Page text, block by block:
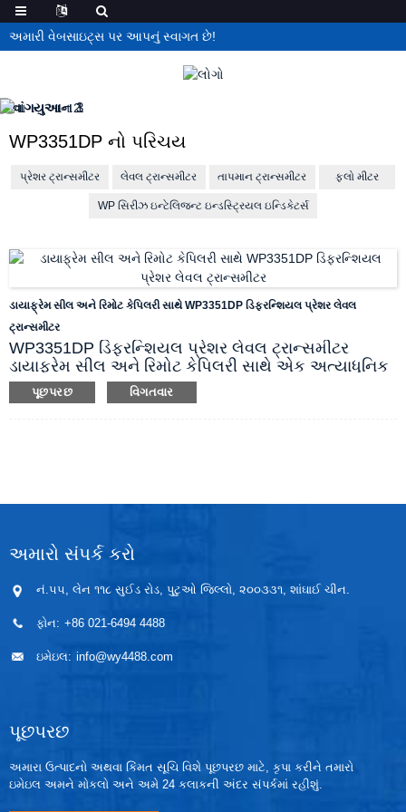
અમારી વેબસાઇટ્સ પર આપનું સ્વાગત છે!
WP3351DP નો પરિચય
પ્રેશર ટ્રાન્સમીટર લેવલ ટ્રાન્સમીટર તાપમાન ટ્રાન્સમીટર ફ્લો મીટર
WP સિરીઝ ઇન્ટેલિજન્ટ ઇન્ડસ્ટ્રિયલ ઇન્ડિકેટર્સ
ડાયાફ્રેમ સીલ અને રિમોટ કેપિલરી સાથે WP3351DP ડિફરન્શિયલ પ્રેશર લેવલ
ટ્રાન્સમીટર
WP3351DP ડિફરન્શિયલ પ્રેશર લેવલ ટ્રાન્સમીટર
ડાયાફ્રેમ સીલ અને રિમોટ કેપિલરી સાથે એક અત્યાધુનિક
ડિફરન્શિયલ પ્રેશર ટ્રાન્સમીટર છે જે તેની અદ્યતન
સુવિધાઓ અને કસ્ટમાઇઝ વિકલ્પો સાથે વિવિધ ઔદ્યોગિક
3. પ્રવાહી માધ્યમ અથવા માધ્યમ ખૂબ ચીકણું હોય તો તેમાં
લટકાવેલા ઘન પદાર્થો હોય છે જે તેને બંધ કરી શકતા
નથી.દબાણ ચેમ્બર.
4. પ્રક્રિયાઓને સ્વચ્છ રાખવા અને પ્રદૂષણ અટકાવવા
માટે કહેવામાં આવે છે.
પૂછપરછ વિગતવાર
અમારો સંપર્ક કરો
નં.૫૫, લેન ૧૧૮ સુઈડ રોડ, પુટુઓ જિલ્લો, ૨૦૦૩૩૧, શાંઘાઈ ચીન.
ફોન: +86 021-6494 4488
ઇમેઇલ: info@wy4488.com
પૂછપરછ
અમારા ઉત્પાદનો અથવા કિંમત સૂચિ વિશે પૂછપરછ માટે, કૃપા કરીને તમારો
ઇમેઇલ અમને મોકલો અને અમે 24 કલાકની અંદર સંપર્કમાં રહીશું.